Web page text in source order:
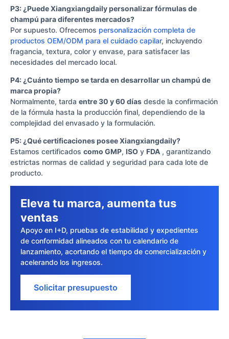
P3: ¿Puede Xiangxiangdaily personalizar fórmulas de
champú para diferentes mercados?
Por supuesto. Ofrecemos personalización completa de
productos OEM/ODM para el cuidado capilar, incluyendo
fragancia, textura, color y envase, para satisfacer las
necesidades del mercado local.
P4: ¿Cuánto tiempo se tarda en desarrollar un champú de
marca propia?
Normalmente, tarda entre 30 y 60 días desde la confirmación
de la fórmula hasta la producción final, dependiendo de la
complejidad del envasado y la formulación.
P5: ¿Qué certificaciones posee Xiangxiangdaily?
Estamos certificados como GMP, ISO y FDA , garantizando
estrictas normas de calidad y seguridad para cada lote de
producto.
Eleva tu marca, aumenta tus
ventas
Apoyo en I+D, pruebas de estabilidad y expedientes
de conformidad alineados con tu calendario de
lanzamiento, acortando el tiempo de comercialización y
acelerando los ingresos.
Solicitar presupuesto